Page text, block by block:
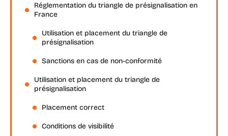
Réglementation du triangle de présignalisation en
France
Utilisation et placement du triangle de
présignalisation
Sanctions en cas de non-conformité
Utilisation et placement du triangle de
présignalisation
Placement correct
Conditions de visibilité